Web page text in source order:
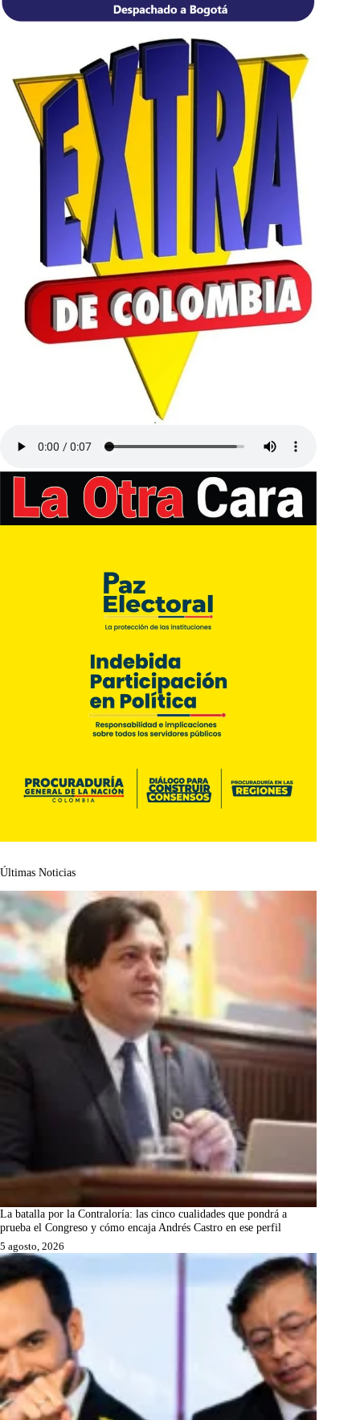
Últimas Noticias
La batalla por la Contraloría: las cinco cualidades que pondrá a
prueba el Congreso y cómo encaja Andrés Castro en ese perfil
5 agosto, 2026